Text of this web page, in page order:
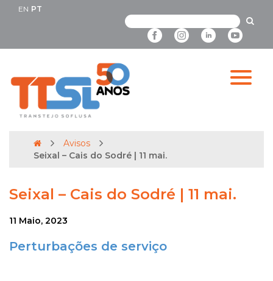
EN PT
Avisos
Seixal – Cais do Sodré | 11 mai.
Seixal – Cais do Sodré | 11 mai.
11 Maio, 2023
Perturbações de serviço